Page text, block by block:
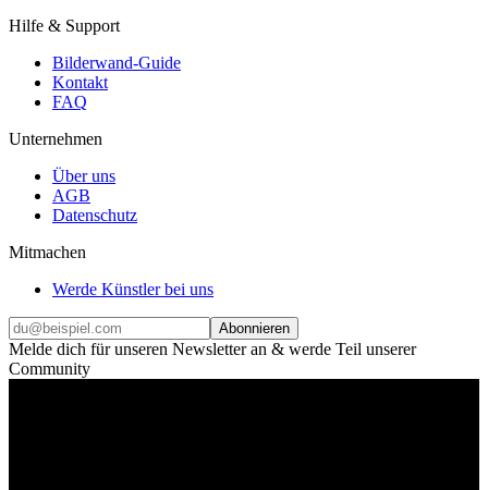
Hilfe & Support
Bilderwand-Guide
Kontakt
FAQ
Unternehmen
Über uns
AGB
Datenschutz
Mitmachen
Werde Künstler bei uns
Abonnieren
Melde dich für unseren Newsletter an & werde Teil unserer
Community